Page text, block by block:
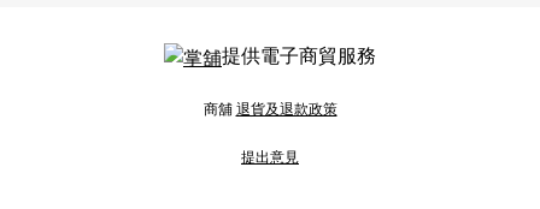
提供電子商貿服務
商舖退貨及退款政策
提出意見